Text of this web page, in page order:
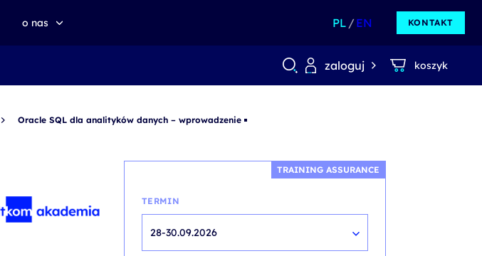
o nas PL EN KONTAKT
zaloguj koszyk
Oracle SQL dla analityków danych – wprowadzenie
TRAINING ASSURANCE
TERMIN
28-30.09.2026